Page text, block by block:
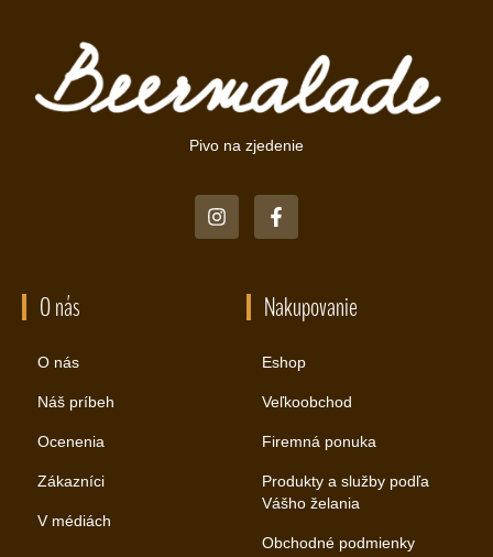
Pivo na zjedenie
O nás
O nás
Náš príbeh
Ocenenia
Zákazníci
V médiách
Nakupovanie
Eshop
Veľkoobchod
Firemná ponuka
Produkty a služby podľa
Vášho želania
Obchodné podmienky